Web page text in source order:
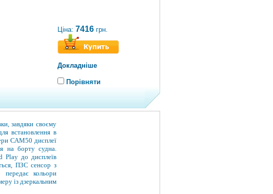
Ціна: 7416 грн.
Докладніше
Порівняти
завдяки своєму
встановлення в
САМ50 дисплеї
на борту судна.
Play до дисплеїв
ПЗС сенсор з
кольори
із дзеркальним